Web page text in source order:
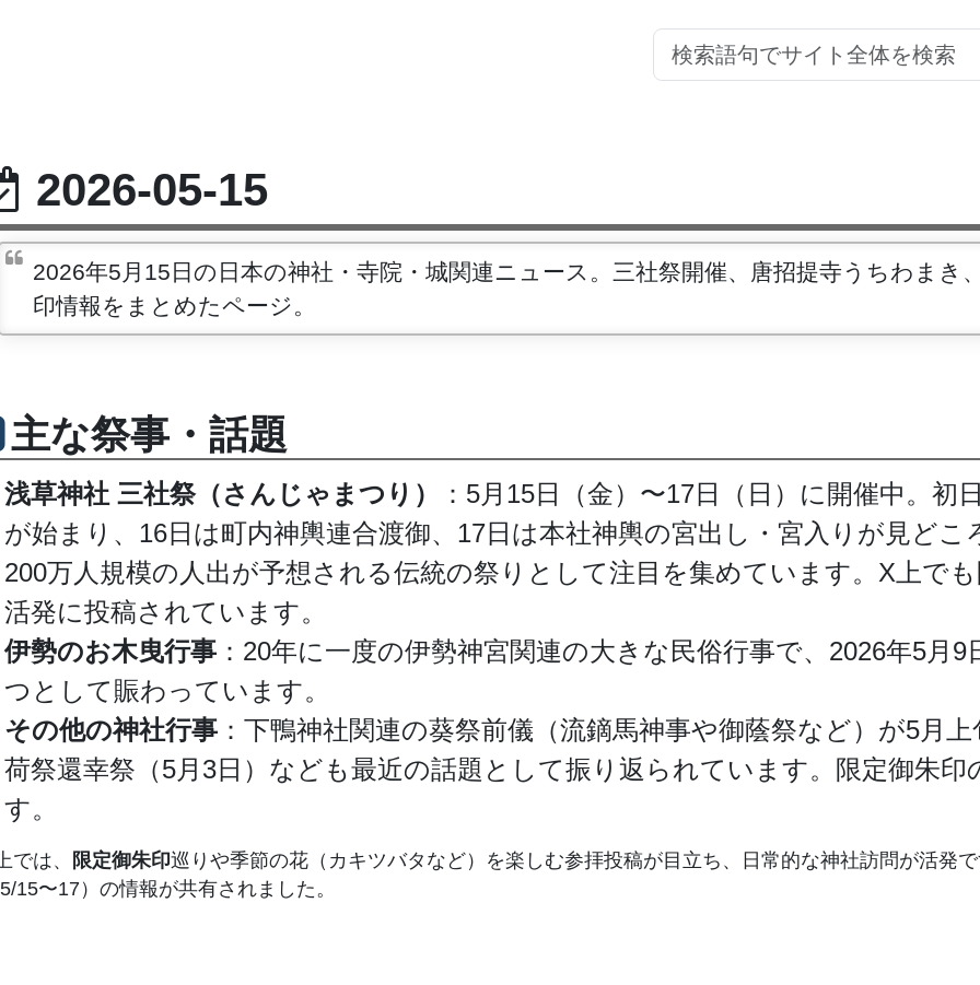
2026-05-15
2026年5月15日の日本の神社・寺院・城関連ニュース。三社祭開催、唐招提寺うちわまき
印情報をまとめたページ。
主な祭事・話題
浅草神社 三社祭（さんじゃまつり）
：5月15日（金）〜17日（日）に開催中。
が始まり、16日は町内神輿連合渡御、17日は本社神輿の宮出し・宮入りが見ど
200万人規模の人出が予想される伝統の祭りとして注目を集めています。X上で
活発に投稿されています。
伊勢のお木曳行事 ：20年に一度の伊勢神宮関連の大きな民俗行事で、2026年5月
つとして賑わっています。
その他の神社行事 ：下鴨神社関連の葵祭前儀（流鏑馬神事や御蔭祭など）が5月
荷祭還幸祭（5月3日）なども最近の話題として振り返られています。限定御朱
す。
では、 限定御朱印巡りや季節の花（カキツバタなど）を楽しむ参拝投稿が目立ち、日常的な神社訪問が活発
5/15〜17）の情報が共有されました。